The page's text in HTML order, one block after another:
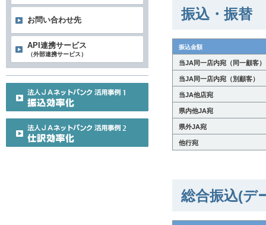
振込・振替
振込金額
当JA同一店内宛（同一顧客）
当JA同一店内宛（別顧客）
当JA他店宛
県内他JA宛
県外JA宛
他行宛
総合振込(デ
お問い合わせ先
API連携サービス
（外部連携サービス）